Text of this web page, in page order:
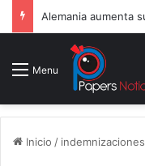
Menu
Inicio / indemnizaciones